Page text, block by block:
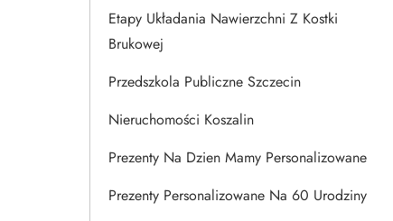
Etapy Układania Nawierzchni Z Kostki
Brukowej
Przedszkola Publiczne Szczecin
Nieruchomości Koszalin
Prezenty Na Dzien Mamy Personalizowane
Prezenty Personalizowane Na 60 Urodziny